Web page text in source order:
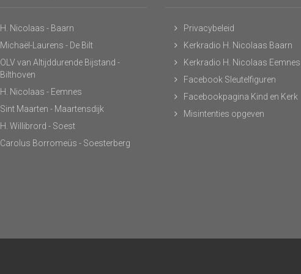
H. Nicolaas - Baarn
Michaël-Laurens - De Bilt
OLV van Altijddurende Bijstand -
Bilthoven
H. Nicolaas - Eemnes
Sint Maarten - Maartensdijk
H. Willibrord - Soest
Carolus Borromeüs - Soesterberg
Privacybeleid
Kerkradio H. Nicolaas Baarn
Kerkradio H. Nicolaas Eemnes
Facebook Sleutelfiguren
Facebookpagina Kind en Kerk
Misintenties opgeven